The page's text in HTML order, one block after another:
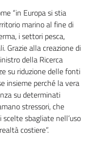
“in Europa si stia
marino al fine di
i settori pesca,
Grazie alla creazione di
della Ricerca
su riduzione delle fonti
insieme perché la vera
su determinati
stressori, che
sbagliate nell’uso
costiere”.